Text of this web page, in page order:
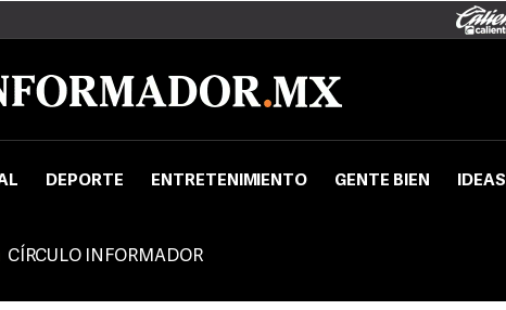
DEPORTE ENTRETENIMIENTO GENTE BIEN IDEAS
CÍRCULO INFORMADOR